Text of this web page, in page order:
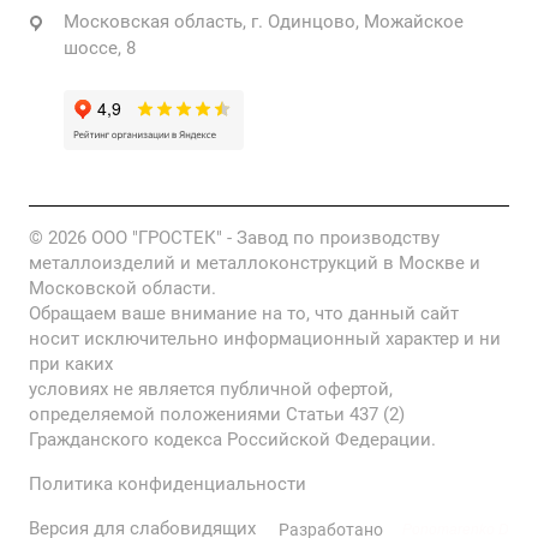
Московская область, г. Одинцово, Можайское
шоссе, 8
© 2026 ООО "ГРОСТЕК" - Завод по производству
металлоизделий и металлоконструкций в Москве и
Московской области.
Обращаем ваше внимание на то, что данный сайт
носит исключительно информационный характер и ни
при каких
условиях не является публичной офертой,
определяемой положениями Статьи 437 (2)
Гражданского кодекса Российской Федерации.
Политика конфиденциальности
Версия для слабовидящих Разработано